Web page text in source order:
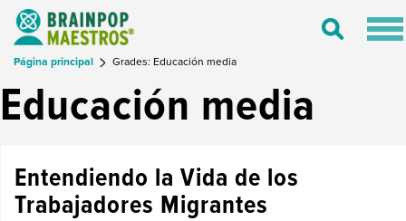
Toggle
Página principal Grades: Educación media
Educación media
Entendiendo la Vida de los
Trabajadores Migrantes